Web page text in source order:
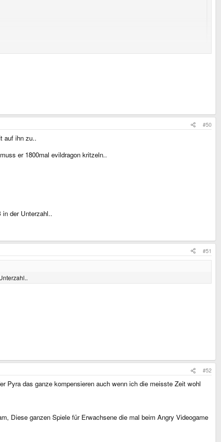
#50
auf ihn zu..
er 1800mal evildragon kritzeln..
der Unterzahl..
#51
#52
Pyra das ganze kompensieren auch wenn ich die meisste Zeit wohl
Diese ganzen Spiele für Erwachsene die mal beim Angry Videogame